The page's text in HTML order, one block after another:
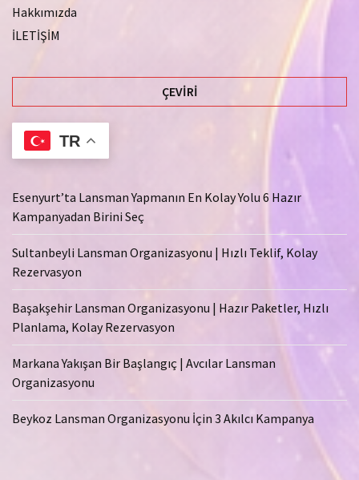
Hakkımızda
İLETİŞİM
ÇEVIRI
TR
Esenyurt’ta Lansman Yapmanın En Kolay Yolu 6 Hazır
Kampanyadan Birini Seç
Sultanbeyli Lansman Organizasyonu | Hızlı Teklif, Kolay
Rezervasyon
Başakşehir Lansman Organizasyonu | Hazır Paketler, Hızlı
Planlama, Kolay Rezervasyon
Markana Yakışan Bir Başlangıç | Avcılar Lansman
Organizasyonu
Beykoz Lansman Organizasyonu İçin 3 Akılcı Kampanya